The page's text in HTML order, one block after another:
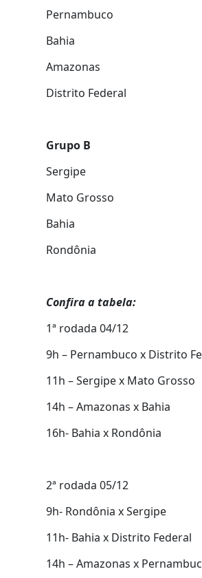
Pernambuco
Bahia
Amazonas
Distrito Federal
Grupo B
Sergipe
Mato Grosso
Bahia
Rondônia
Confira a tabela:
1ª rodada 04/12
9h – Pernambuco x Distrito
11h – Sergipe x Mato Grosso
14h – Amazonas x Bahia
16h- Bahia x Rondônia
2ª rodada 05/12
9h- Rondônia x Sergipe
11h- Bahia x Distrito Federal
14h – Amazonas x